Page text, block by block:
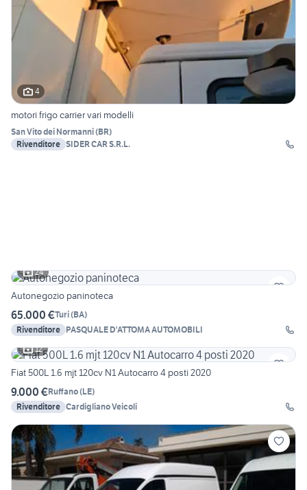
4
motori frigo carrier vari modelli
San Vito dei Normanni(BR)
Rivenditore SIDER CAR S.R.L.
24
Autonegozio paninoteca
65.000 €Turi(BA)
Rivenditore PASQUALE D'ATTOMA AUTOMOBILI
12
Fiat 500L 1.6 mjt 120cv N1 Autocarro 4 posti 2020
9.000 €Ruffano(LE)
Rivenditore Cardigliano Veicoli